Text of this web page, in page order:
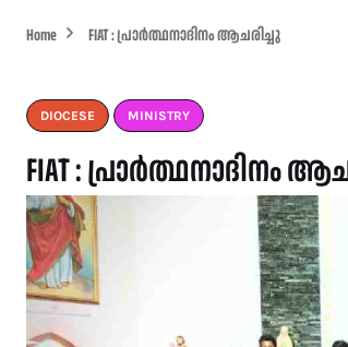
Home FIAT : പ്രാർത്ഥനാദിനം ആചരിച്ചു
DIOCESE MINISTRY
FIAT : പ്രാർത്ഥനാദിനം